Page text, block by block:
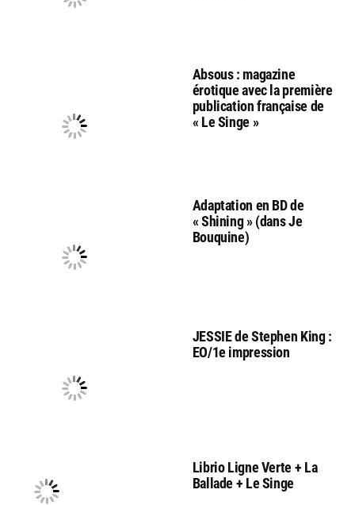
Absous : magazine
érotique avec la première
publication française de
« Le Singe »
Adaptation en BD de
« Shining » (dans Je
Bouquine)
JESSIE de Stephen King :
EO/1e impression
Librio Ligne Verte + La
Ballade + Le Singe